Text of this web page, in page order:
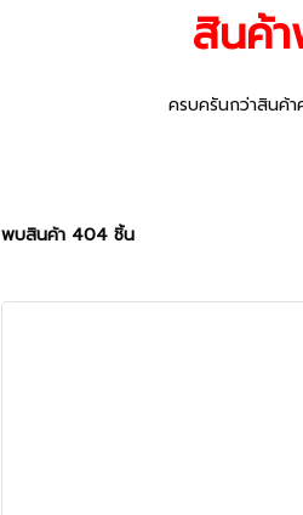
สินค้
ครบครันกว่าสินค้
พบสินค้า 404 ชิ้น